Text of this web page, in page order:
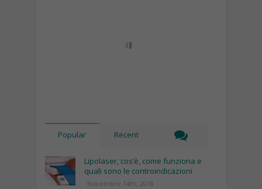
Popular Recent
Lipolaser, cos’è, come funziona e
quali sono le controindicazioni
Novembre 14th, 2018